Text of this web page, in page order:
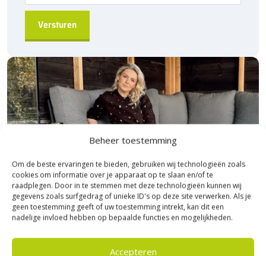
Beheer toestemming
Om de beste ervaringen te bieden, gebruiken wij technologieën zoals
cookies om informatie over je apparaat op te slaan en/of te
raadplegen. Door in te stemmen met deze technologieën kunnen wij
gegevens zoals surfgedrag of unieke ID's op deze site verwerken. Als je
geen toestemming geeft of uw toestemming intrekt, kan dit een
nadelige invloed hebben op bepaalde functies en mogelijkheden.
Accepteren
Bezoek Experience Centre XXL